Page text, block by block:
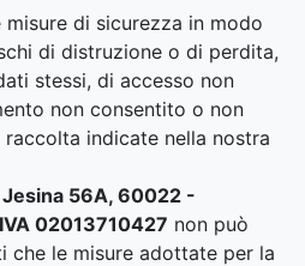
di sicurezza in modo
di distruzione o di perdita,
stessi, di accesso non
non consentito o non
indicate nella nostra
56A, 60022 -
02013710427 non può
che le misure adottate per la